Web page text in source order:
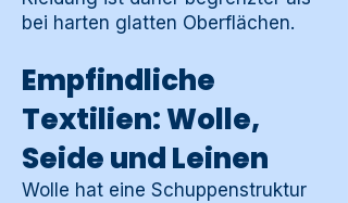
bei harten glatten Oberflächen.
Empfindliche
Textilien: Wolle,
Seide und Leinen
Wolle hat eine Schuppenstruktur